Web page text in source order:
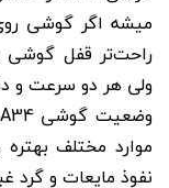
میشه اگر گوشی
راحت‌تر قفل گوشی
ولی هر دو سرعت و
نفوذ مایعات و گرد